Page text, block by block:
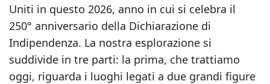
Uniti in questo 2026, anno in cui si celebra il
250° anniversario della Dichiarazione di
Indipendenza. La nostra esplorazione si
suddivide in tre parti: la prima, che trattiamo
oggi, riguarda i luoghi legati a due grandi figure